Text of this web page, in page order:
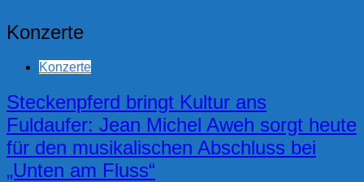
Konzerte
Konzerte
Steckenpferd bringt Kultur ans
Fuldaufer: Jean Michel Aweh sorgt heute
für den musikalischen Abschluss bei
„Unten am Fluss“